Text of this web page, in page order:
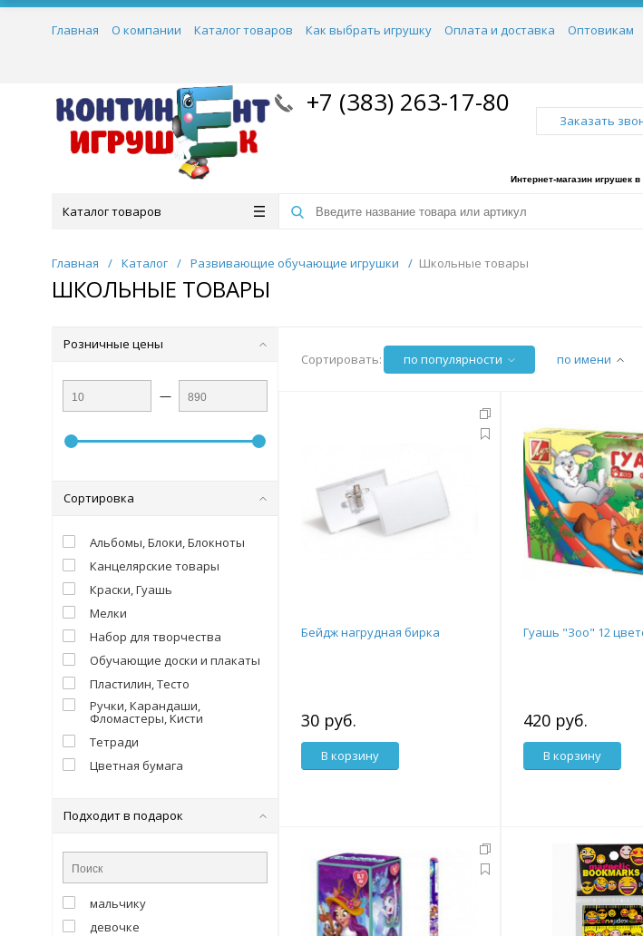
Главная О компании Каталог товаров Как выбрать игрушку Оплата и доставка Оптовикам
+7 (383) 263-17-80
Заказать
Интернет-магазин игрушек
Каталог товаров
Главная / Каталог / Развивающие обучающие игрушки / Школьные товары
ШКОЛЬНЫЕ ТОВАРЫ
Розничные цены
—
Сортировка
Альбомы, Блоки, Блокноты
Канцелярские товары
Краски, Гуашь
Мелки
Набор для творчества
Обучающие доски и плакаты
Пластилин, Тесто
Ручки, Карандаши,
Фломастеры, Кисти
Тетради
Цветная бумага
Подходит в подарок
мальчику
девочке
Сортировать: по популярности по имени
Бейдж нагрудная бирка
30 руб.
В корзину
Гуашь "Зоо" 12
420 руб.
В корзину